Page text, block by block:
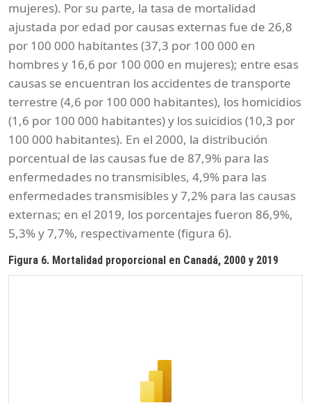
mujeres). Por su parte, la tasa de mortalidad
ajustada por edad por causas externas fue de 26,8
por 100 000 habitantes (37,3 por 100 000 en
hombres y 16,6 por 100 000 en mujeres); entre esas
causas se encuentran los accidentes de transporte
terrestre (4,6 por 100 000 habitantes), los homicidios
(1,6 por 100 000 habitantes) y los suicidios (10,3 por
100 000 habitantes). En el 2000, la distribución
porcentual de las causas fue de 87,9% para las
enfermedades no transmisibles, 4,9% para las
enfermedades transmisibles y 7,2% para las causas
externas; en el 2019, los porcentajes fueron 86,9%,
5,3% y 7,7%, respectivamente (figura 6).
Figura 6. Mortalidad proporcional en Canadá, 2000 y 2019